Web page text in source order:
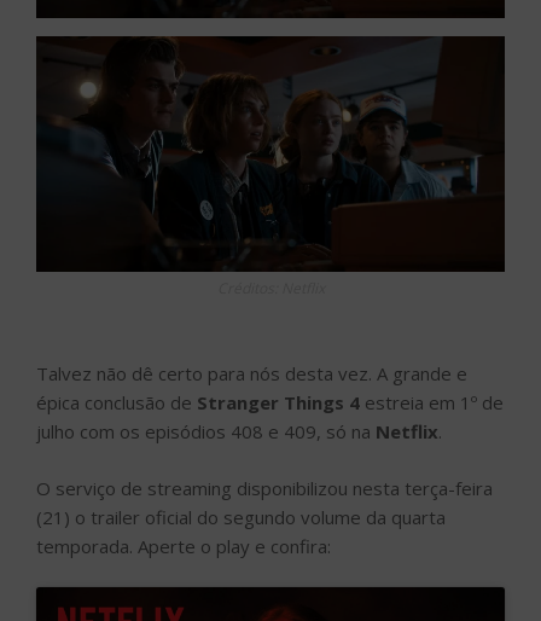
Talvez não dê certo para nós desta vez. A grande e
épica conclusão de Stranger Things 4 estreia em 1º de
julho com os episódios 408 e 409, só na Netflix.
O serviço de streaming disponibilizou nesta terça-feira
(21) o trailer oficial do segundo volume da quarta
temporada. Aperte o play e confira: